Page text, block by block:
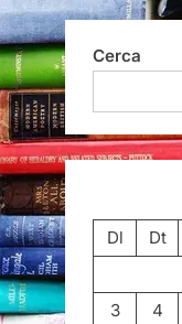
Cerca
Dl
Dt
3
4